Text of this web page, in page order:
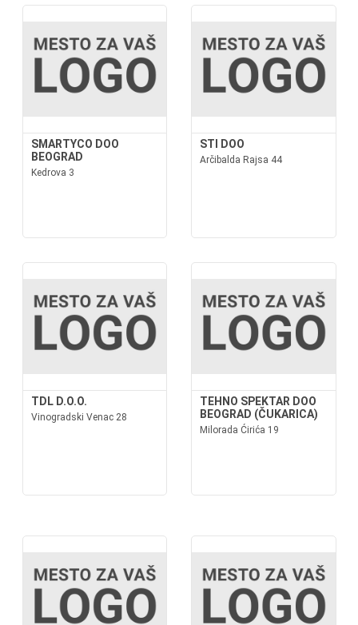
SMARTYCO DOO
BEOGRAD
Kedrova 3
STI DOO
Arčibalda Rajsa 44
TDL D.O.O.
Vinogradski Venac 28
TEHNO SPEKTAR DOO
BEOGRAD (ČUKARICA)
Milorada Ćirića 19